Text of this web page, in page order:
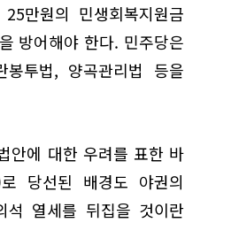
만원의 민생회복지원금
방어해야 한다. 민주당은
투법, 양곡관리법 등을
안에 대한 우려를 표한 바
당선된 배경도 야권의
열세를 뒤집을 것이란